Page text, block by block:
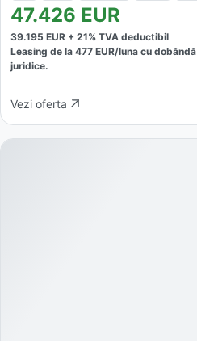
47.426 EUR
39.195 EUR + 21% TVA deductibil
Leasing de la 477 EUR/luna cu dobăndă
juridice.
Vezi oferta